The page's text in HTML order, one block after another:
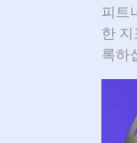
피트
한
록하